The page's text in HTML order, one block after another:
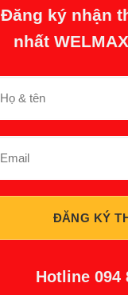
Đăng ký nhận
nhất
Hotline 094